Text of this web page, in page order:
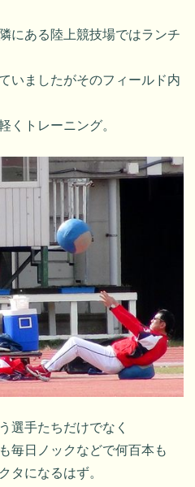
にある陸上競技場ではランチ
いましたがそのフィールド内
くトレーニング。
選手たちだけでなく
毎日ノックなどで何百本も
タになるはず。